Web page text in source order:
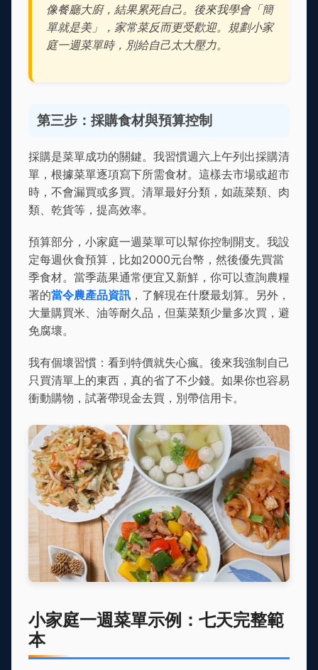
像餐廳大廚，結果累死自己。後來我學會「簡
單就是美」，家常菜反而更受歡迎。規劃小家
庭一週菜單時，別給自己太大壓力。
第三步：採購食材與預算控制
採購是菜單成功的關鍵。我習慣週六上午列出採購清
單，根據菜單逐項寫下所需食材。這樣去市場或超市
時，不會漏買或多買。清單最好分類，如蔬菜類、肉
類、乾貨等，提高效率。
預算部分，小家庭一週菜單可以幫你控制開支。我設
定每週伙食預算，比如2000元台幣，然後優先買當
季食材。當季蔬果通常便宜又新鮮，你可以查詢農糧
署的當令農產品資訊 ，了解現在什麼最划算。另外，
大量購買米、油等耐久品，但葉菜類少量多次買，避
免腐壞。
我有個壞習慣：看到特價就失心瘋。後來我強制自己
只買清單上的東西，真的省了不少錢。如果你也容易
衝動購物，試著帶現金去買，別帶信用卡。
小家庭一週菜單示例：七天完整範
本